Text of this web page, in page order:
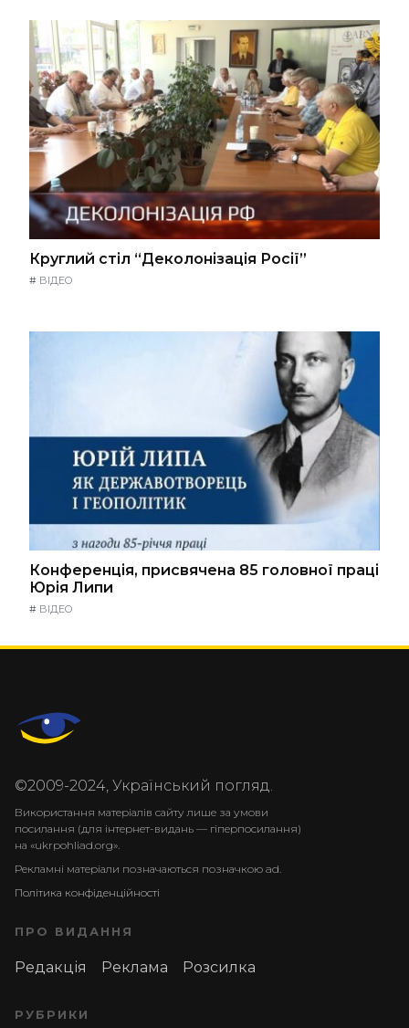
Круглий стіл “Деколонізація Росії”
# ВІДЕО
Конференція, присвячена 85 головної праці
Юрія Липи
# ВІДЕО
©2009-2024, Український погляд.
Використання матеріалів сайту лише за умови
посилання (для інтернет-видань — гіперпосилання)
на «ukrpohliad.org».
Рекламні матеріали позначаються позначкою ad.
Політика конфіденційності
ПРО ВИДАННЯ
Редакція Реклама Розсилка
РУБРИКИ